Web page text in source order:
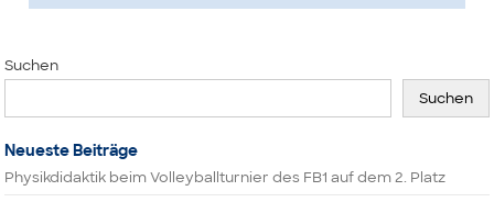
Suchen
Suchen
Neueste Beiträge
Physikdidaktik beim Volleyballturnier des FB1 auf dem 2. Platz